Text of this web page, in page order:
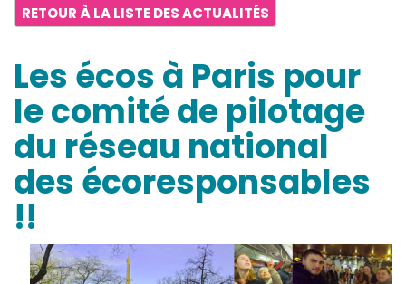
RETOUR À LA LISTE DES ACTUALITÉS
Les écos à Paris pour
le comité de pilotage
du réseau national
des écoresponsables
!!